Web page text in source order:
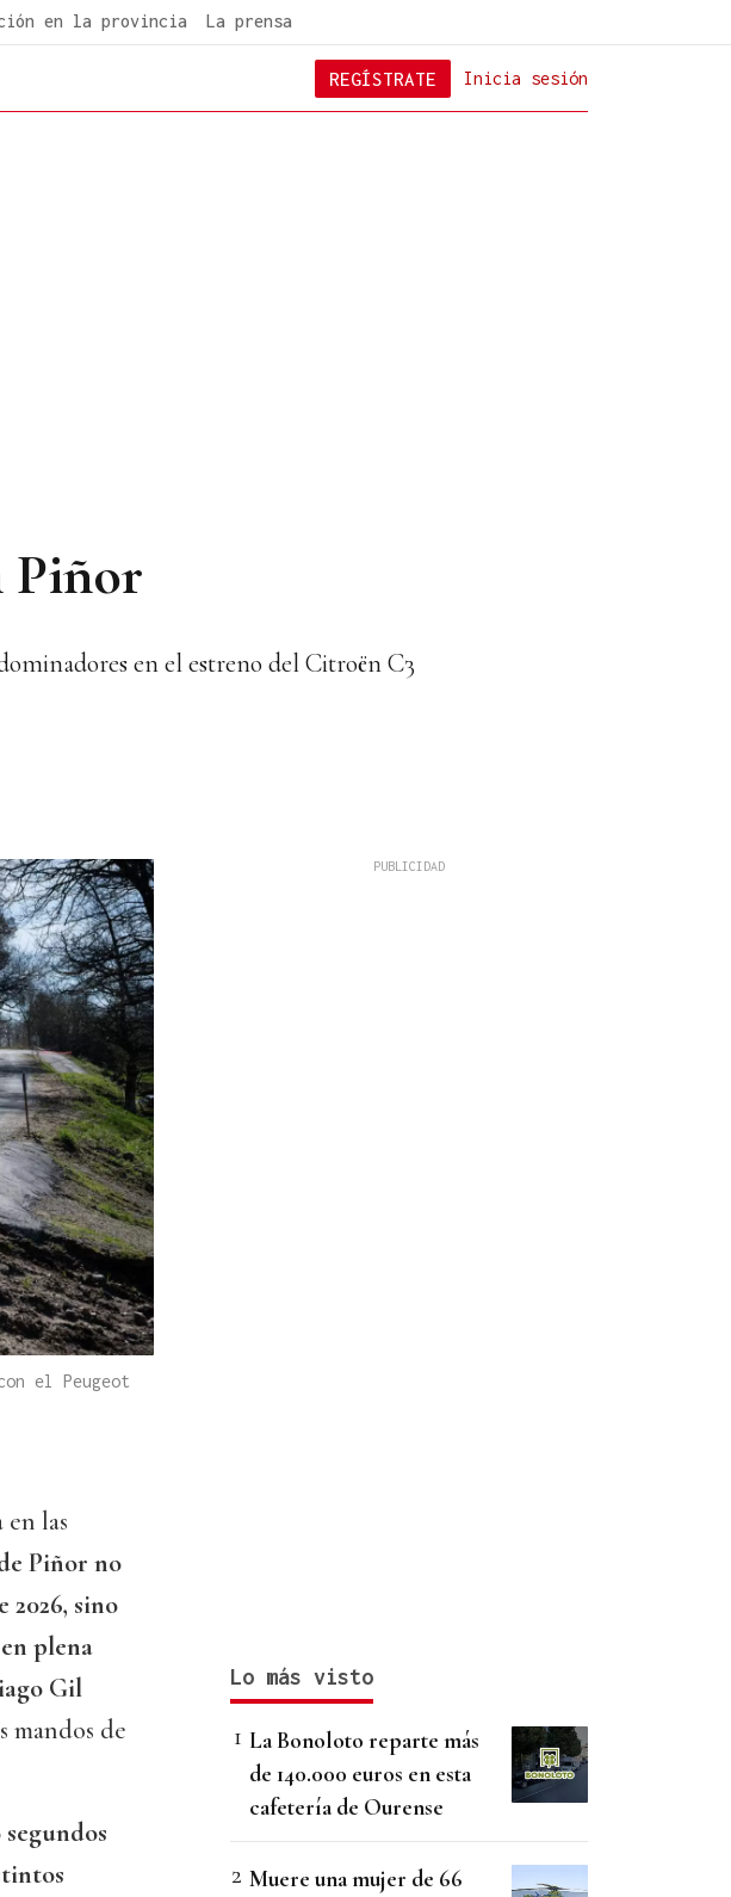
en la provincia La prensa
Inicia sesión
REGÍSTRATE
Piñor
en el estreno del Citroën C3
el Peugeot
las
Piñor no
2026, sino
plena
Gil
mandos de
Lo más visto
La Bonoloto reparte más
de 140.000 euros en esta
cafetería de Ourense
Muere una mujer de 66